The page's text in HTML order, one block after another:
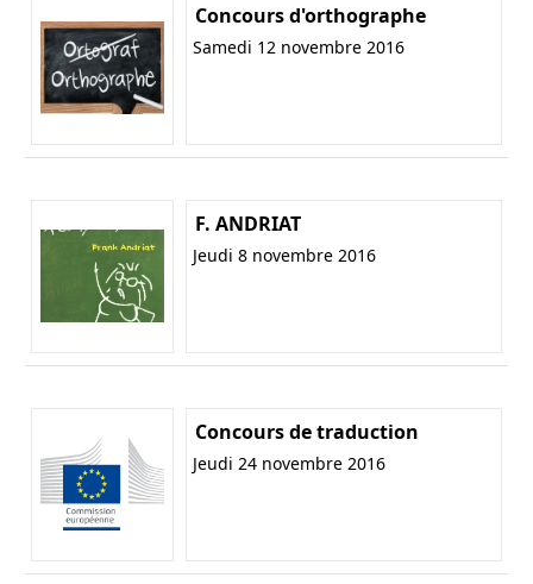
Concours d'orthographe
Samedi 12 novembre 2016
F. ANDRIAT
Jeudi 8 novembre 2016
Concours de traduction
Jeudi 24 novembre 2016